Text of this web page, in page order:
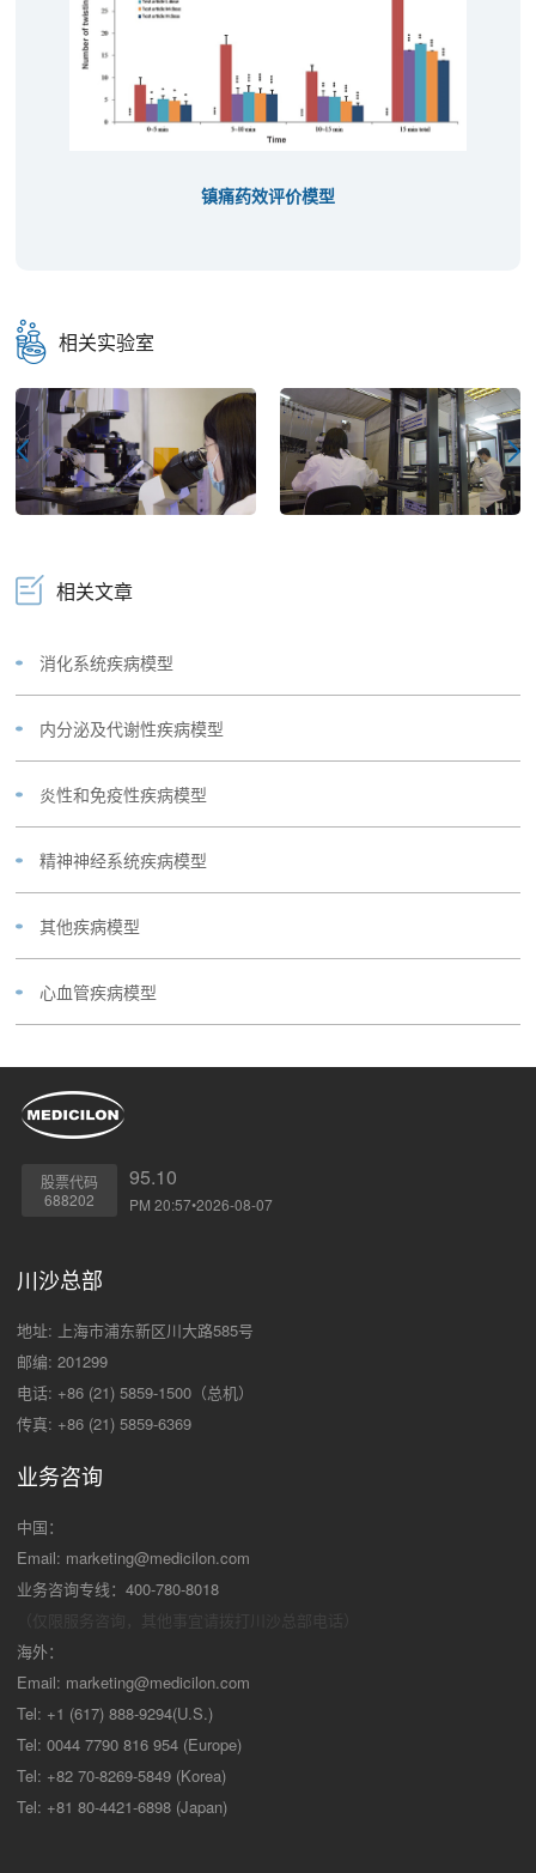
镇痛药效评价模型
相关实验室
相关文章
消化系统疾病模型
内分泌及代谢性疾病模型
炎性和免疫性疾病模型
精神神经系统疾病模型
其他疾病模型
心血管疾病模型
股票代码
688202
95.10
PM 20:57•2026-08-07
川沙总部
地址: 上海市浦东新区川大路585号
邮编: 201299
电话: +86 (21) 5859-1500（总机）
传真: +86 (21) 5859-6369
业务咨询
中国：
Email: marketing@medicilon.com
业务咨询专线：400-780-8018
海外：
Email: marketing@medicilon.com
Tel: +1 (617) 888-9294(U.S.)
Tel: 0044 7790 816 954 (Europe)
Tel: +82 70-8269-5849 (Korea)
Tel: +81 80-4421-6898 (Japan)